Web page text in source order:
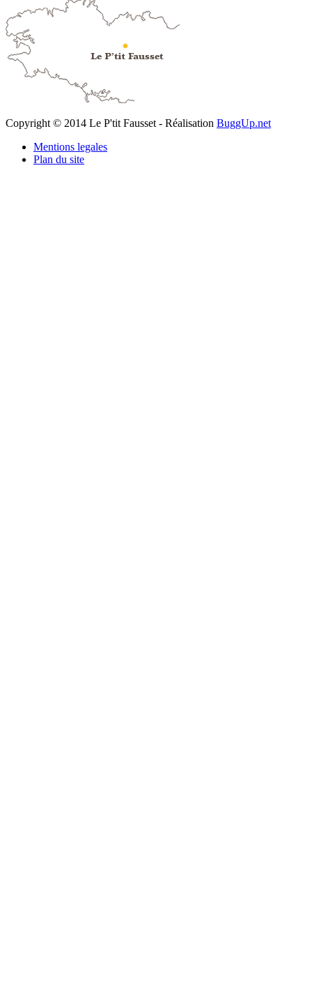
Copyright © 2014 Le P'tit Fausset - Réalisation BuggUp.net
Mentions legales
Plan du site